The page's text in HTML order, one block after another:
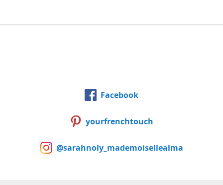
Facebook
yourfrenchtouch
@sarahnoly_mademoisellealma